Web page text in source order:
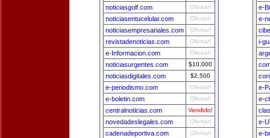
noticiasgolf.com Ofertar!
noticiasentucelular.com Ofertar!
noticiasempresariales.com Ofertar!
revistadenoticias.com Ofertar!
e-Informacion.com Ofertar!
noticiasurgentes.com $10,000
noticiasdigitales.com $2,500
e-periodismo.com Ofertar!
e-boletin.com Ofertar!
centralnoticias.com Vendido!
novedadeslegales.com Ofertar!
cadenadeportiva.com Ofertar!
e-
e-
i-
e-
e-
e-
e-